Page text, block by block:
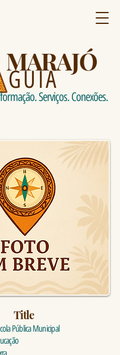
MARAJÓ
GUIA
Serviços. Conexões.
Title
Pública Municipal